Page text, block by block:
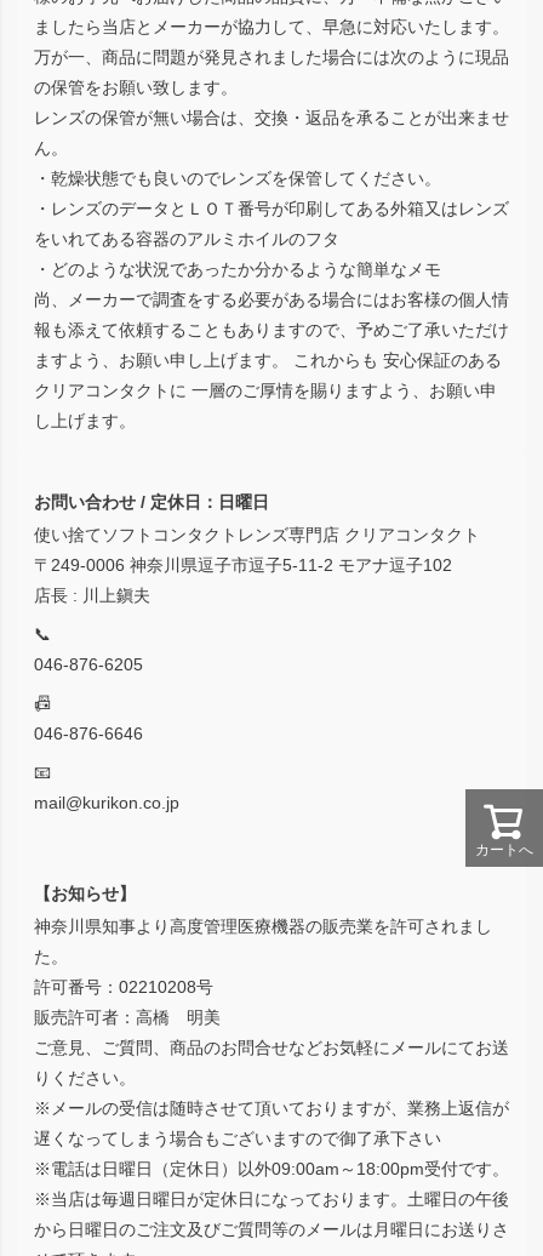
カートへ
ましたら当店とメーカーが協力して、早急に対応いたします。
万が一、商品に問題が発見されました場合には次のように現品
の保管をお願い致します。
レンズの保管が無い場合は、交換・返品を承ることが出来ませ
ん。
・乾燥状態でも良いのでレンズを保管してください。
・レンズのデータとＬＯＴ番号が印刷してある外箱又はレンズ
をいれてある容器のアルミホイルのフタ
・どのような状況であったか分かるような簡単なメモ
尚、メーカーで調査をする必要がある場合にはお客様の個人情
報も添えて依頼することもありますので、予めご了承いただけ
ますよう、お願い申し上げます。 これからも 安心保証のある
クリアコンタクトに 一層のご厚情を賜りますよう、お願い申
し上げます。
お問い合わせ / 定休日：日曜日
使い捨てソフトコンタクトレンズ専門店 クリアコンタクト
〒249-0006 神奈川県逗子市逗子5-11-2 モアナ逗子102
店長 : 川上鎭夫
📞
046-876-6205
📠
046-876-6646
📧
mail@kurikon.co.jp
【お知らせ】
神奈川県知事より高度管理医療機器の販売業を許可されまし
た。
許可番号：02210208号
販売許可者：高橋 明美
ご意見、ご質問、商品のお問合せなどお気軽にメールにてお送
りください。
※メールの受信は随時させて頂いておりますが、業務上返信が
遅くなってしまう場合もございますので御了承下さい
※電話は日曜日（定休日）以外09:00am～18:00pm受付です。
※当店は毎週日曜日が定休日になっております。土曜日の午後
から日曜日のご注文及びご質問等のメールは月曜日にお送りさ